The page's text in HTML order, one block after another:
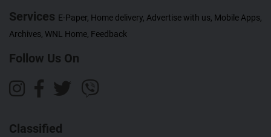
Services E-Paper, Home delivery, Advertise with us, Mobile Apps,
Archives, WNL Home, Feedback
Follow Us On
Classified